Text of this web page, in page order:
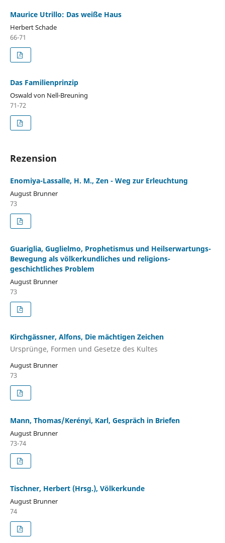
Maurice Utrillo: Das weiße Haus
Herbert Schade
66-71
Das Familienprinzip
Oswald von Nell-Breuning
71-72
Rezension
Enomiya-Lassalle, H. M., Zen - Weg zur Erleuchtung
August Brunner
73
Guariglia, Guglielmo, Prophetismus und Heilserwartungs-
Bewegung als völkerkundliches und religions-
geschichtliches Problem
August Brunner
73
Kirchgässner, Alfons, Die mächtigen Zeichen
Ursprünge, Formen und Gesetze des Kultes
August Brunner
73
Mann, Thomas/Kerényi, Karl, Gespräch in Briefen
August Brunner
73-74
Tischner, Herbert (Hrsg.), Völkerkunde
August Brunner
74